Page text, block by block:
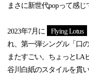
まさに新世代popって感じ
2023年7月に Flying Lotus
れ、第一弾シングル「口
またすごい。ちょっとLA
谷川白紙のスタイルを貫